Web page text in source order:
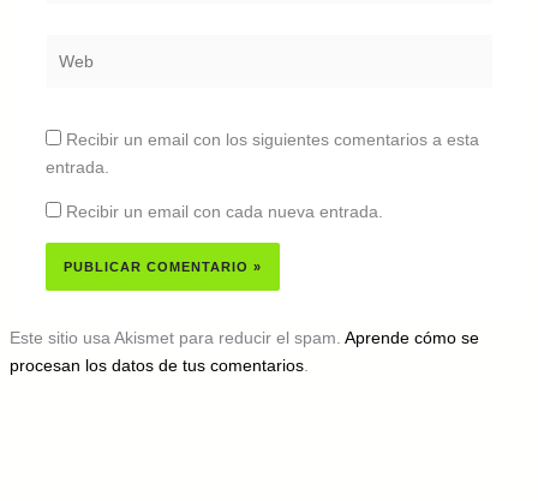
Recibir un email con los siguientes comentarios a esta
entrada.
Recibir un email con cada nueva entrada.
Este sitio usa Akismet para reducir el spam. Aprende cómo se
procesan los datos de tus comentarios.